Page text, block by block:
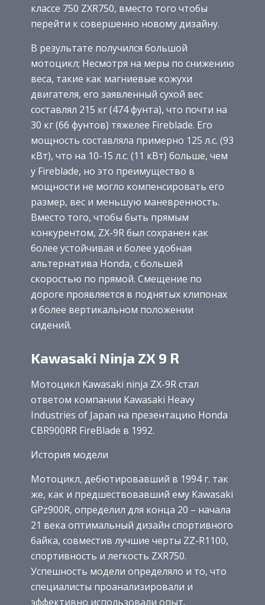
классе 750 ZXR750, вместо того чтобы
перейти к совершенно новому дизайну.
В результате получился большой
мотоцикл; Несмотря на меры по снижению
веса, такие как магниевые кожухи
двигателя, его заявленный сухой вес
составлял 215 кг (474 ​​фунта), что почти на
30 кг (66 фунтов) тяжелее Fireblade. Его
мощность составляла примерно 125 л.с. (93
кВт), что на 10-15 л.с. (11 кВт) больше, чем
у Fireblade, но это преимущество в
мощности не могло компенсировать его
размер, вес и меньшую маневренность.
Вместо того, чтобы быть прямым
конкурентом, ZX-9R был сохранен как
более устойчивая и более удобная
альтернатива Honda, с большей
скоростью по прямой. Смещение по
дороге проявляется в поднятых клипонах
и более вертикальном положении
сидений.
Kawasaki Ninja ZX 9 R
Мотоцикл Kawasaki ninja ZX-9R стал
ответом компании Kawasaki Heavy
Industries of Japan на презентацию Honda
CBR900RR FireBlade в 1992.
История модели
Мотоцикл, дебютировавший в 1994 г. так
же, как и предшествовавший ему Kawasaki
GPz900R, определил для конца 20 – начала
21 века оптимальный дизайн спортивного
байка, совместив лучшие черты ZZ-R1100,
спортивность и легкость ZXR750.
Успешность модели определяло и то, что
специалисты проанализировали и
эффективно использовали опыт,